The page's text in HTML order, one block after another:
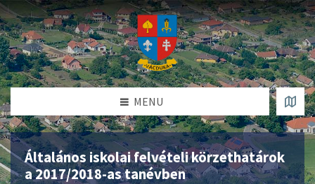
MENU
Általános iskolai felvételi körzethatárok
a 2017/2018-as tanévben